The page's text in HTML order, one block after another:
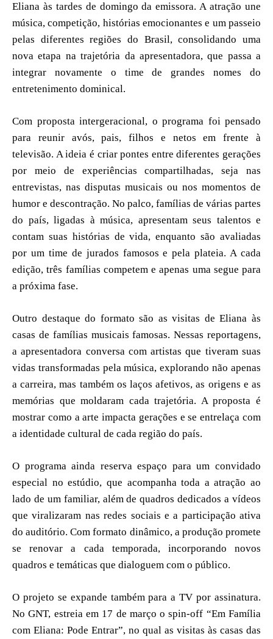
Eliana às tardes de domingo da emissora. A atração une
música, competição, histórias emocionantes e um passeio
pelas diferentes regiões do Brasil, consolidando uma
nova etapa na trajetória da apresentadora, que passa a
integrar novamente o time de grandes nomes do
entretenimento dominical.
Com proposta intergeracional, o programa foi pensado
para reunir avós, pais, filhos e netos em frente à
televisão. A ideia é criar pontes entre diferentes gerações
por meio de experiências compartilhadas, seja nas
entrevistas, nas disputas musicais ou nos momentos de
humor e descontração. No palco, famílias de várias partes
do país, ligadas à música, apresentam seus talentos e
contam suas histórias de vida, enquanto são avaliadas
por um time de jurados famosos e pela plateia. A cada
edição, três famílias competem e apenas uma segue para
a próxima fase.
Outro destaque do formato são as visitas de Eliana às
casas de famílias musicais famosas. Nessas reportagens,
a apresentadora conversa com artistas que tiveram suas
vidas transformadas pela música, explorando não apenas
a carreira, mas também os laços afetivos, as origens e as
memórias que moldaram cada trajetória. A proposta é
mostrar como a arte impacta gerações e se entrelaça com
a identidade cultural de cada região do país.
O programa ainda reserva espaço para um convidado
especial no estúdio, que acompanha toda a atração ao
lado de um familiar, além de quadros dedicados a vídeos
que viralizaram nas redes sociais e a participação ativa
do auditório. Com formato dinâmico, a produção promete
se renovar a cada temporada, incorporando novos
quadros e temáticas que dialoguem com o público.
O projeto se expande também para a TV por assinatura.
No GNT, estreia em 17 de março o spin-off “Em Família
com Eliana: Pode Entrar”, no qual as visitas às casas das